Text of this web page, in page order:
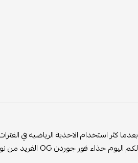
بعدما كثر استخدام الاحذية الرياضيه في
لكم اليوم حذاء فور جوردن OG الفريد من نوعه بكافة المقاسات المتاحة في الاسواق.